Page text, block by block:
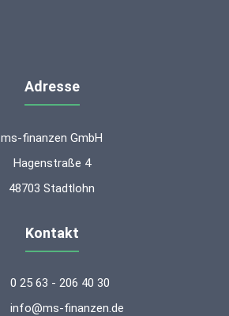
Adresse
ms-finanzen GmbH
Hagenstraße 4
48703 Stadtlohn
Kontakt
0 25 63 - 206 40 30
info@ms-finanzen.de